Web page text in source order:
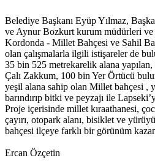
Belediye Başkanı Eyüp Yılmaz,
ve Aynur Bozkurt kurum müdürleri
Kordonda - Millet Bahçesi ve Sahil
olan çalışmalarla ilgili istişareler de
35 bin 525 metrekarelik alana
Çalı Zakkum, 100 bin Yer Örtücü
yeşil alana sahip olan Millet bahçesi ,
barındırıp bitki ve peyzajı ile
Proje içerisinde millet kıraathanesi,
çayırı, otopark alanı, bisiklet ve
bahçesi ilçeye farklı bir görünüm
Ercan Özçetin